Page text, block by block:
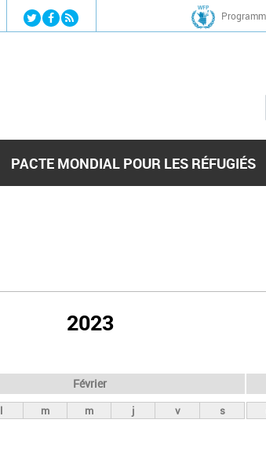
Jump to navigation
PACTE MONDIAL POUR LES RÉFUGIÉS
2023
Février
l m m j v s